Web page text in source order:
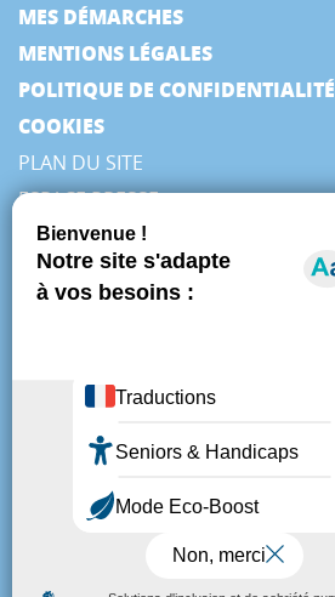
MES DÉMARCHES
MENTIONS LÉGALES
POLITIQUE DE CONFIDENTIALITÉ
COOKIES
PLAN DU SITE
ESPACE PRESSE